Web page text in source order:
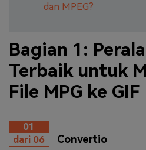
dan MPEG?
Bagian 1:
Terbaik untuk
File MPG ke GIF
01
dari 06
Convertio